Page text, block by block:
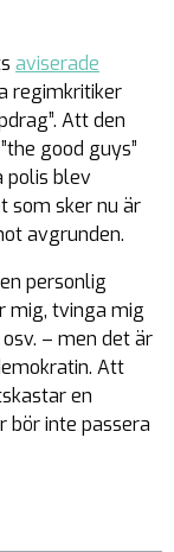
aviserade
regimkritiker
Att den
good guys”
polis blev
som sker nu är
avgrunden.
personlig
mig, tvinga mig
– men det är
Att
en
bör inte passera